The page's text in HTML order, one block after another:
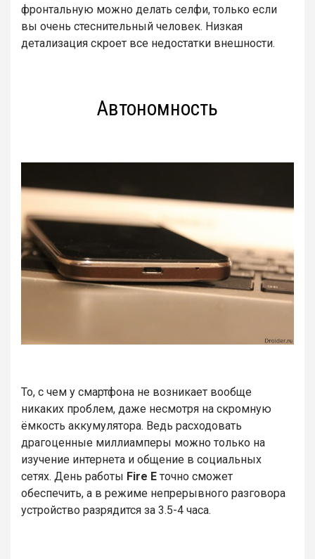
фронтальную можно делать селфи, только если
вы очень стеснительный человек. Низкая
детализация скроет все недостатки внешности.
Автономность
То, с чем у смартфона не возникает вообще
никаких проблем, даже несмотря на скромную
ёмкость аккумулятора. Ведь расходовать
драгоценные миллиамперы можно только на
изучение интернета и общение в социальных
сетях. День работы Fire E точно сможет
обеспечить, а в режиме непрерывного разговора
устройство разрядится за 3.5-4 часа.